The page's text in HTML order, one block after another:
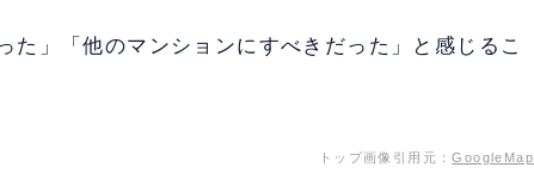
た」「他のマンションにすべきだった」と感じるこ
トップ画像引用元：GoogleMap